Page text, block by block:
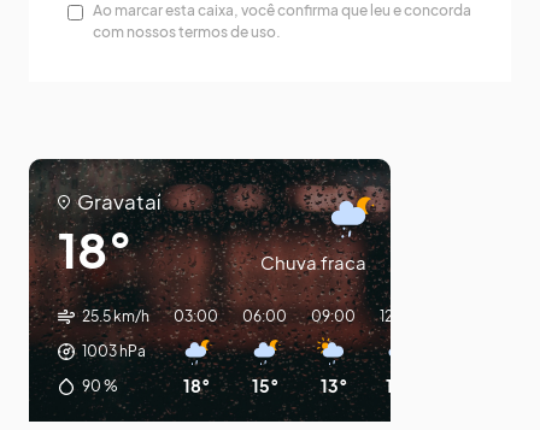
Ao marcar esta caixa, você confirma que leu e concorda
com nossos termos de uso.
Gravataí
18° Chuva fraca
25.5 km/h
1003hPa
90 %
03:00
18°
06:00
15°
09:00
13°
12:00
14°